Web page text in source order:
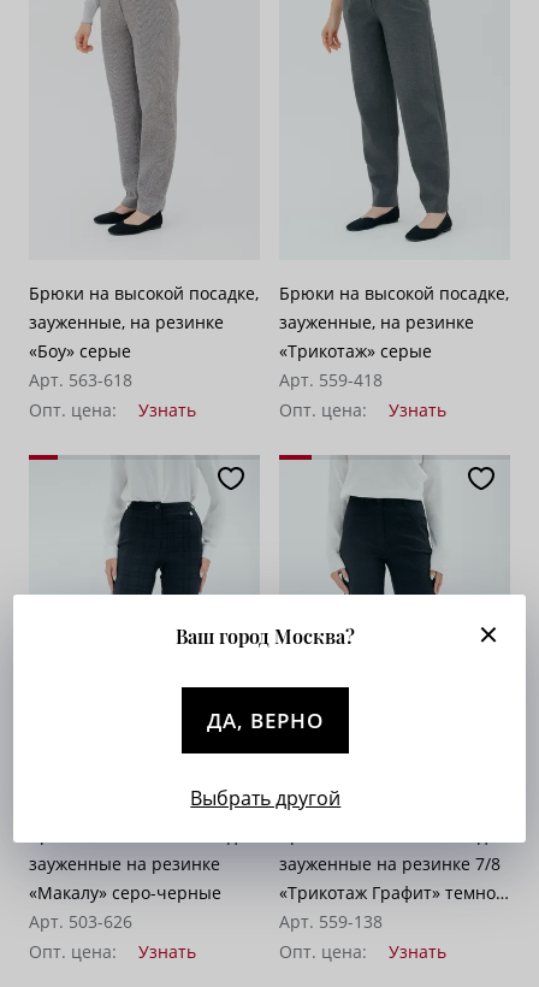
Брюки на высокой посадке,
зауженные, на резинке
«Боу» серые
Арт. 563-618
Опт. цена:
Узнать
Брюки на высокой посадке,
зауженные, на резинке
«Трикотаж» серые
Арт. 559-418
Опт. цена:
Узнать
зауженные на резинке
«Макалу» серо-черные
Арт. 503-626
Опт. цена:
Узнать
зауженные на резинке 7/8
«Трикотаж Графит» темно-
серые
Арт. 559-138
Опт. цена:
Узнать
Ваш город Москва?
ДА, ВЕРНО
Выбрать другой